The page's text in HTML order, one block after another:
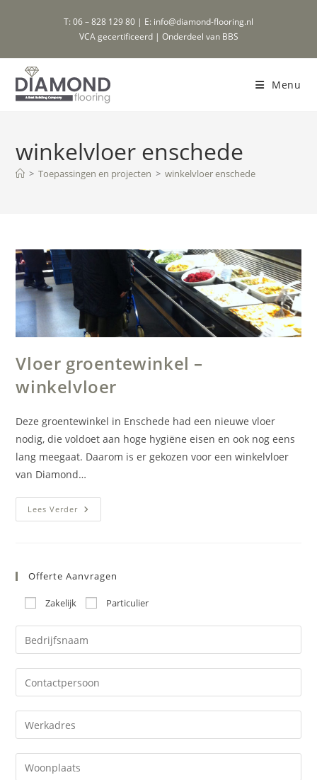
T: 06 – 828 129 80 | E: info@diamond-flooring.nl
VCA gecertificeerd | Onderdeel van BBS
Menu
winkelvloer enschede
> Toepassingen en projecten > winkelvloer enschede
Vloer groentewinkel –
winkelvloer
Deze groentewinkel in Enschede had een nieuwe vloer
nodig, die voldoet aan hoge hygiëne eisen en ook nog eens
lang meegaat. Daarom is er gekozen voor een winkelvloer
van Diamond…
Lees VerderVloer
Groentewinkel
Offerte Aanvragen
Zakelijk Particulier